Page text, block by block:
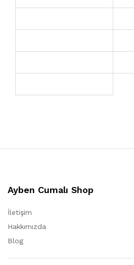
Ayben Cumalı Shop
İletişim
Hakkımızda
Blog